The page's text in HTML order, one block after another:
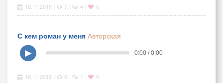
18.11.2019 7 4 0
С кем роман у меня Авторская
▶
0:00 / 0:00
18.11.2019 6 1 0